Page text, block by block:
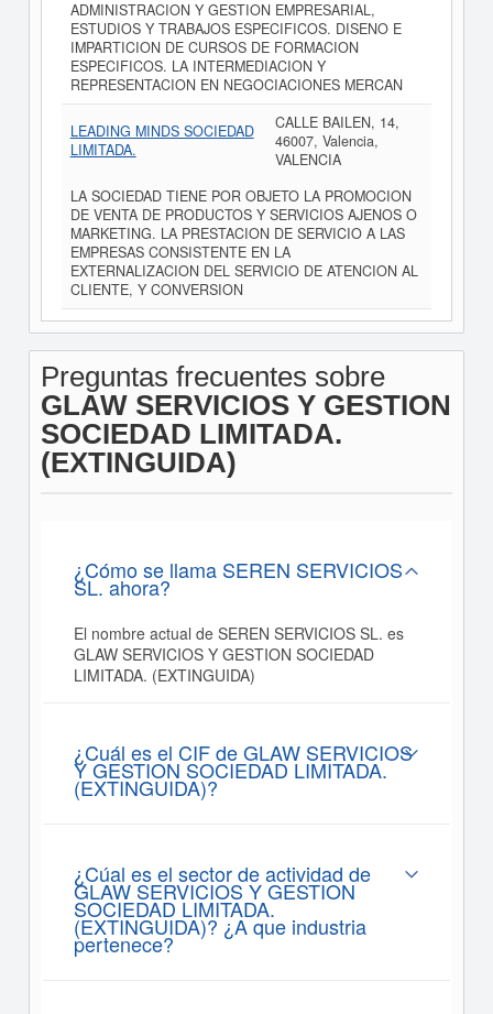
ADMINISTRACION Y GESTION EMPRESARIAL,
ESTUDIOS Y TRABAJOS ESPECIFICOS. DISENO E
IMPARTICION DE CURSOS DE FORMACION
ESPECIFICOS. LA INTERMEDIACION Y
REPRESENTACION EN NEGOCIACIONES MERCAN
LEADING MINDS SOCIEDAD
LIMITADA.
CALLE BAILEN, 14,
46007, Valencia,
VALENCIA
LA SOCIEDAD TIENE POR OBJETO LA PROMOCION
DE VENTA DE PRODUCTOS Y SERVICIOS AJENOS O
MARKETING. LA PRESTACION DE SERVICIO A LAS
EMPRESAS CONSISTENTE EN LA
EXTERNALIZACION DEL SERVICIO DE ATENCION AL
CLIENTE, Y CONVERSION
Preguntas frecuentes sobre
GLAW SERVICIOS Y GESTION
SOCIEDAD LIMITADA.
(EXTINGUIDA)
¿Cómo se llama SEREN SERVICIOS
SL. ahora?
El nombre actual de SEREN SERVICIOS SL. es
GLAW SERVICIOS Y GESTION SOCIEDAD
LIMITADA. (EXTINGUIDA)
¿Cuál es el CIF de GLAW SERVICIOS
Y GESTION SOCIEDAD LIMITADA.
(EXTINGUIDA)?
¿Cúal es el sector de actividad de
GLAW SERVICIOS Y GESTION
SOCIEDAD LIMITADA.
(EXTINGUIDA)? ¿A que industria
pertenece?